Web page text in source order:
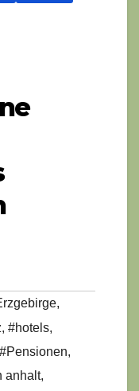
,
, #hotels,
#Pensionen,
anhalt,